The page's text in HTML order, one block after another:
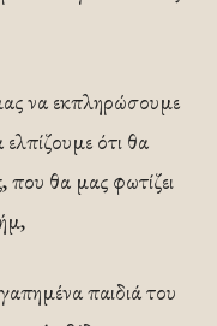
να εκπληρώσουμε
ότι θα
που θα μας φωτίζει
παιδιά του